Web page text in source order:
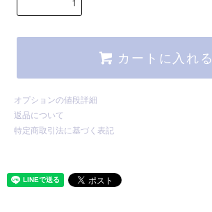
カートに入れる
オプションの値段詳細
返品について
特定商取引法に基づく表記